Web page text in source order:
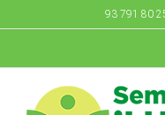
contenido
93 791 80